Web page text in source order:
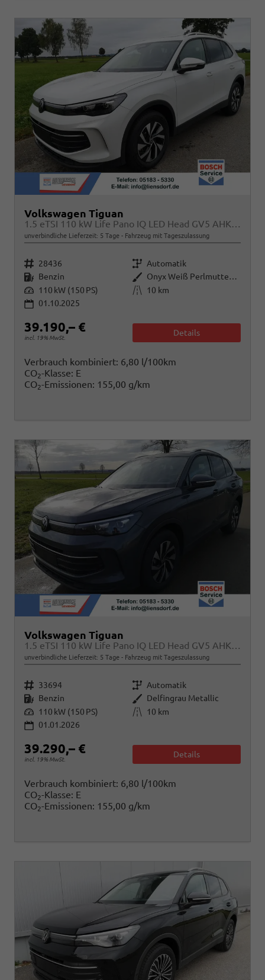
Volkswagen Tiguan
1.5 eTSI 110 kW Life Pano IQ LED Head GV5 AHK 360
unverbindliche Lieferzeit: 5 Tage Fahrzeug mit Tageszulassung
Fahrzeugnr. 28436 Getriebe Automatik
Kraftstoff Benzin Außenfarbe
Onyx Weiß Perlmutteffekt
Leistung 110 kW (150 PS) Kilometerstand
10 km
01.10.2025
39.190,– €
incl. 19% MwSt.
Details
Verbrauch kombiniert: 6,80 l/100km
CO2-Klasse: E
CO2-Emissionen: 155,00 g/km
Volkswagen Tiguan
1.5 eTSI 110 kW Life Pano IQ LED Head GV5 AHK 360
unverbindliche Lieferzeit: 5 Tage Fahrzeug mit Tageszulassung
Fahrzeugnr. 33694 Getriebe Automatik
Kraftstoff Benzin Außenfarbe Delfingrau Metallic
Leistung 110 kW (150 PS) Kilometerstand
10 km
01.01.2026
39.290,– €
incl. 19% MwSt.
Details
Verbrauch kombiniert: 6,80 l/100km
CO2-Klasse: E
CO2-Emissionen: 155,00 g/km